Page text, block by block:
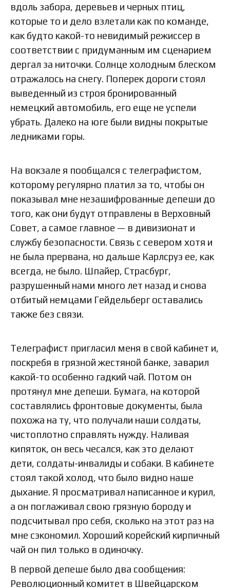
вдоль забора, деревьев и черных птиц,
которые то и дело взлетали как по команде,
как будто какой-то невидимый режиссер в
соответствии с придуманным им сценарием
дергал за ниточки. Солнце холодным блеском
отражалось на снегу. Поперек дороги стоял
выведенный из строя бронированный
немецкий автомобиль, его еще не успели
убрать. Далеко на юге были видны покрытые
ледниками горы.
На вокзале я пообщался с телеграфистом,
которому регулярно платил за то, чтобы он
показывал мне незашифрованные депеши до
того, как они будут отправлены в Верховный
Совет, а самое главное — в дивизионат и
службу безопасности. Связь с севером хотя и
не была прервана, но дальше Карлсруэ ее, как
всегда, не было. Шпайер, Страсбург,
разрушенный нами много лет назад и снова
отбитый немцами Гейдельберг оставались
также без связи.
Телеграфист пригласил меня в свой кабинет и,
поскребя в грязной жестяной банке, заварил
какой-то особенно гадкий чай. Потом он
протянул мне депеши. Бумага, на которой
составлялись фронтовые документы, была
похожа на ту, что получали наши солдаты,
чистоплотно справлять нужду. Наливая
кипяток, он весь чесался, как это делают
дети, солдаты-инвалиды и собаки. В кабинете
стоял такой холод, что было видно наше
дыхание. Я просматривал написанное и курил,
а он поглаживал свою грязную бороду и
подсчитывал про себя, сколько на этот раз на
мне сэкономил. Хороший корейский кирпичный
чай он пил только в одиночку.
В первой депеше было два сообщения:
Революционный комитет в Швейцарском